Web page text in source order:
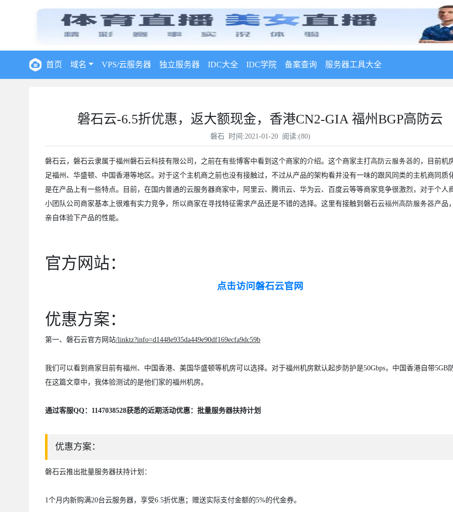
首页 域名 VPS/云服务器 独立服务器 IDC大全 IDC学院 备案查询 服务器工具大全
磐石云-6.5折优惠，返大额现金，香港CN2-GIA 福州BGP高防云
磐石 时间:2021-01-20 阅读:(80)
磐石云，磐石云隶属于福州磐石云科技有限公司，之前在有些博客中看到这个商家的介绍。这个商家主打 高防云服务器的，目前机
足福州、华盛顿、中国香港等地区。对于这个主机商之前也没有接触过，不过从产品的架构看并没有一味的跟风同类的主机商同质
是在产品上有一些特点。目前，在国内普通的云服务器商家中，阿里云、腾讯云、华为云、百度云等等商家竞争很激烈，对于个人
小团队公司商家基本上很难有实力竞争，所以商家在寻找特征需求产品还是不错的选择。这里有接触到磐石云福州高防服务器产品
亲自体验下产品的性能。
官方网站：
点击访问磐石云官网
优惠方案：
第一、磐石云官方网站/linktz?info=d1448e935da449e90df169ecfa9dc59b
我们可以看到商家目前有福州、中国香港、美国华盛顿等机房可以选择。对于福州机房默认起步防护是50Gbps，中国香港自带5GB
在这篇文章中，我体验测试的是他们家的福州机房。
通过客服QQ：1147038528获悉的近期活动优惠：批量服务器扶持计划
优惠方案：
磐石云推出批量服务器扶持计划：
1个月内新购满20台云服务器，享受6.5折优惠；赠送实际支付金额的5%的代金券。